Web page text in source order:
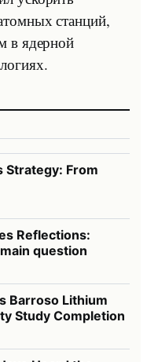
станций,
в ядерной
Strategy: From
Reflections:
question
Barroso Lithium
Study Completion